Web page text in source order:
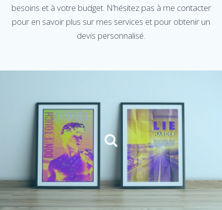
besoins et à votre budget. N’hésitez pas à me contacter
pour en savoir plus sur mes services et pour obtenir un
devis personnalisé.